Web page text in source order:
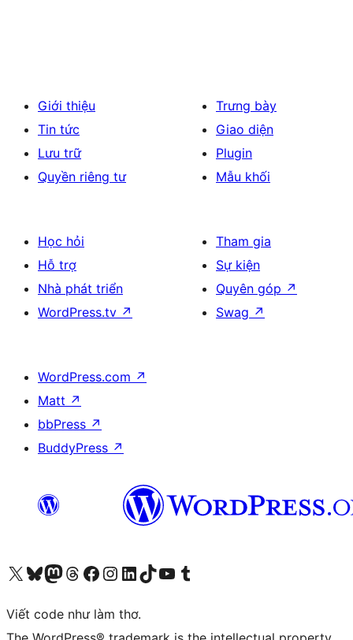
Giới thiệu
Tin tức
Lưu trữ
Quyền riêng tư
Trưng bày
Giao diện
Plugin
Mẫu khối
Học hỏi
Hỗ trợ
Nhà phát triển
WordPress.tv ↗
Tham gia
Sự kiện
Quyên góp ↗
Swag ↗
WordPress.com ↗
Matt ↗
bbPress ↗
BuddyPress ↗
Truy cập tài khoản X (trước đây là Twitter) của chúng tôiVisit our Bluesky account
Visit our Mastodon account
Visit our Threads account
Xem trang Facebook của chúng tôiTruy cập tài khoản Instagram của chúng tôiTruy cập tài khoản LinkedIn của chúng tôiVisit our TikTok account
Truy cập kênh YouTube của chúng tôi Visit our Tumblr account
Viết code như làm thơ.